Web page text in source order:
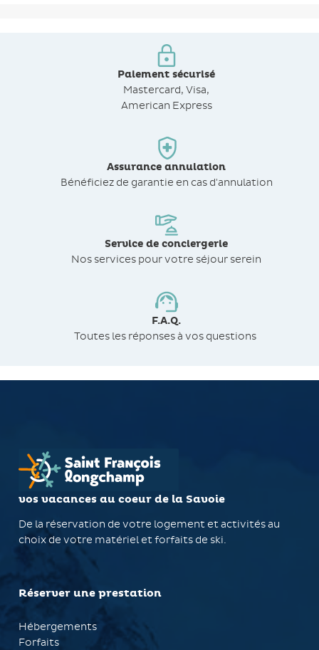
Paiement sécurisé
Mastercard, Visa,
American Express
Assurance annulation
Bénéficiez de garantie en cas d'annulation
Service de conciergerie
Nos services pour votre séjour serein
F.A.Q.
Toutes les réponses à vos questions
vos vacances au coeur de la Savoie
De la réservation de votre logement et activités au
choix de votre matériel et forfaits de ski.
Réserver une prestation
Hébergements
Forfaits